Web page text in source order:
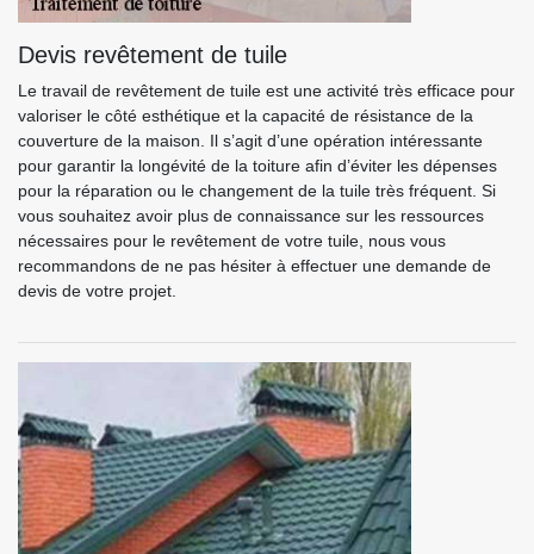
Devis revêtement de tuile
Le travail de revêtement de tuile est une activité très efficace pour
valoriser le côté esthétique et la capacité de résistance de la
couverture de la maison. Il s’agit d’une opération intéressante
pour garantir la longévité de la toiture afin d’éviter les dépenses
pour la réparation ou le changement de la tuile très fréquent. Si
vous souhaitez avoir plus de connaissance sur les ressources
nécessaires pour le revêtement de votre tuile, nous vous
recommandons de ne pas hésiter à effectuer une demande de
devis de votre projet.